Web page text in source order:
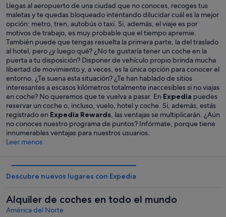
Llegas al aeropuerto de una ciudad que no conoces, recoges tus
maletas y te quedas bloqueado intentando dilucidar cuál es la mejor
opción: metro, tren, autobús o taxi. Si, además, el viaje es por
motivos de trabajo, es muy probable que el tiempo apremie.
También puede que tengas resuelta la primera parte, la del traslado
al hotel, pero ¿y luego qué? ¿No te gustaría tener un coche en la
puerta a tu disposición? Disponer de vehículo propio brinda mucha
libertad de movimiento y, a veces, es la única opción para conocer el
entorno. ¿Te suena esta situación? ¿Te han hablado de sitios
interesantes a escasos kilómetros totalmente inaccesibles si no viajas
en coche? No queremos que te vuelva a pasar. En Expedia puedes
reservar un coche o, incluso, vuelo, hotel y coche. Si, además, estás
registrado en Expedia Rewards , las ventajas se multiplicarán. ¿Aún
no conoces nuestro programa de puntos? Infórmate, porque tiene
innumerables ventajas para nuestros usuarios.
Leer menos
Descubre nuevos lugares con Expedia
Alquiler de coches en todo el mundo
América del Norte